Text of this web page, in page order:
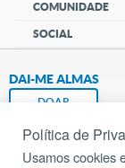
COMUNIDADE
SOCIAL
DAI-ME ALMAS
DOAR
Política de
Usamos cookies